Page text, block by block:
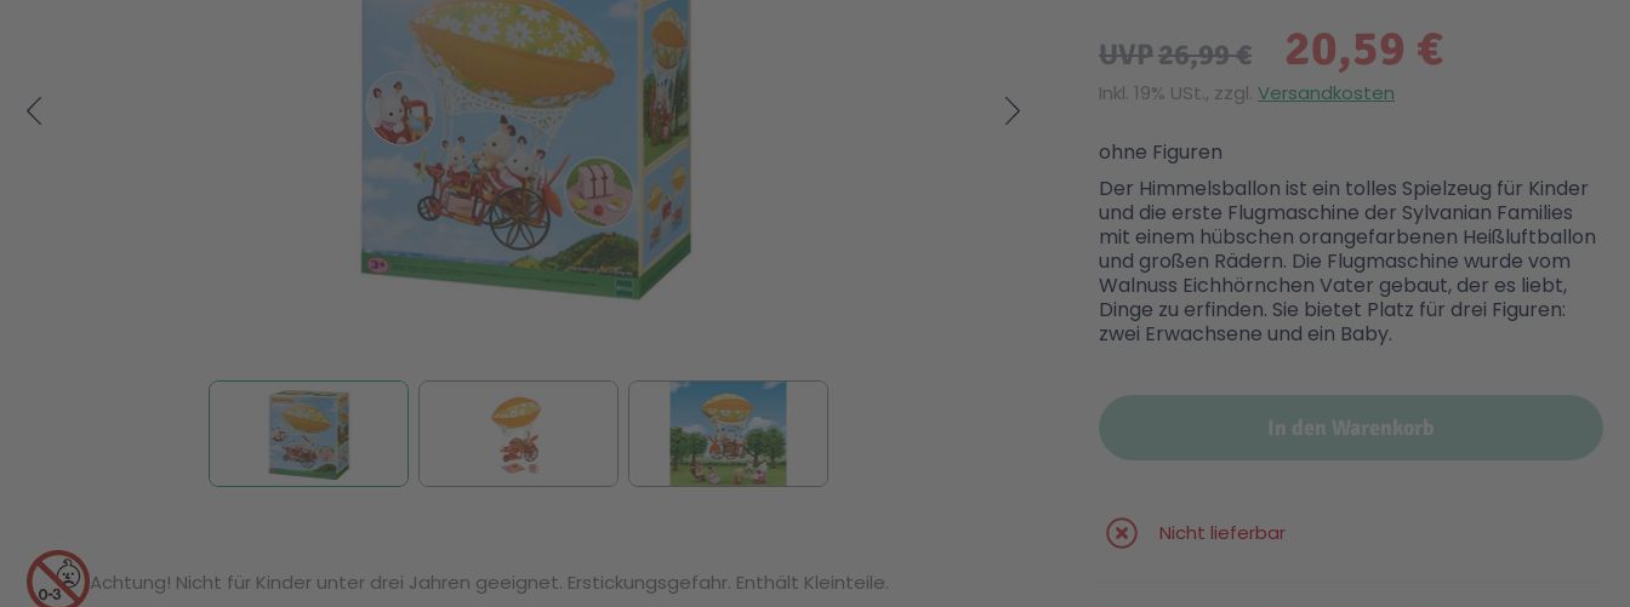
20,59 €
UVP26,99 €
Inkl. 19% USt., zzgl. Versandkosten
ohne Figuren
Der Himmelsballon ist ein tolles Spielzeug für Kinder
und die erste Flugmaschine der Sylvanian Families
mit einem hübschen orangefarbenen Heißluftballon
und großen Rädern. Die Flugmaschine wurde vom
Walnuss Eichhörnchen Vater gebaut, der es liebt,
Dinge zu erfinden. Sie bietet Platz für drei Figuren:
zwei Erwachsene und ein Baby.
In den Warenkorb
Nicht lieferbar
Achtung! Nicht für Kinder unter drei Jahren geeignet. Erstickungsgefahr. Enthält Kleinteile.